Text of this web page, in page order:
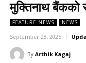
मुक्तिनाथ बैंकको
FEATURE NEWS NEWS
September 28, 2025
By Arthik Kagaj